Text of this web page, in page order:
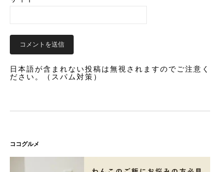
日本語が含まれない投稿は無視されますのでご注意く
ださい。（スパム対策）
ココグルメ